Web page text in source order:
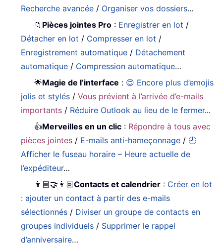
Recherche avancée / Organiser vos dossiers…
📁 Pièces jointes Pro : Enregistrer en lot /
Détacher en lot / Compresser en lot /
Enregistrement automatique / Détachement
automatique / Compression automatique…
🌟Magie de l’interface : 😊 Encore plus d’emojis
jolis et stylés /Vous prévient à l’arrivée d’e-mails
importants / Réduire Outlook au lieu de le fermer...
👍Merveilles en un clic : Répondre à tous avec
pièces jointes / E-mails anti-hameçonnage / 🕘
Afficher le fuseau horaire – Heure actuelle de
l’expéditeur…
👩🏼‍🤝‍👩🏻Contacts et calendrier : Créer en lot
: ajouter un contact à partir des e-mails
sélectionnés / Diviser un groupe de contacts en
groupes individuels / Supprimer le rappel
d’anniversaire…